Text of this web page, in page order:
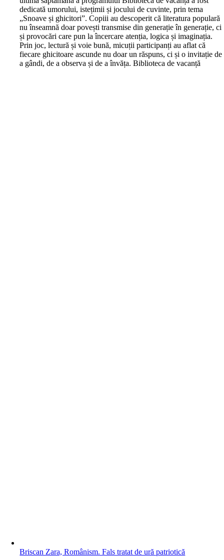
dedicată umorului, istețimii și jocului de cuvinte, prin tema
„Snoave și ghicitori”. Copiii au descoperit că literatura populară
nu înseamnă doar povești transmise din generație în generație, ci
și provocări care pun la încercare atenția, logica și imaginația.
Prin joc, lectură și voie bună, micuții participanți au aflat că
fiecare ghicitoare ascunde nu doar un răspuns, ci și o invitație de
a gândi, de a observa și de a învăța. Biblioteca de vacanță
Briscan Zara, Românism. Fals tratat de ură patriotică